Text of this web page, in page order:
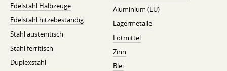
Edelstahl Halbzeuge
Edelstahl hitzebeständig
Stahl austenitisch
Stahl ferritisch
Duplexstahl
Aluminium (EU)
Lagermetalle
Lötmittel
Zinn
Blei